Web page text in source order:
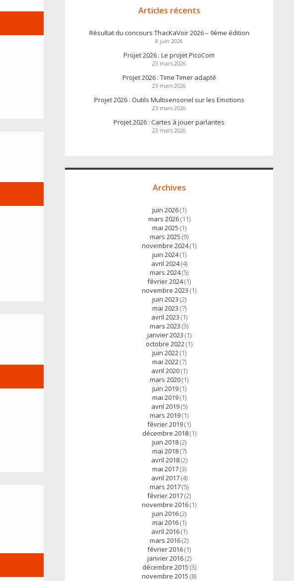
Articles récents
Résultat du concours ThacKaVoir 2026 – 9ème édition
8 juin 2026
Projet 2026 : Le projet PicoCom
23 mars 2026
Projet 2026 : Time Timer adapté
23 mars 2026
Projet 2026 : Outils Multisensoriel sur les Emotions
23 mars 2026
Projet 2026 : Cartes à jouer parlantes
23 mars 2026
Archives
juin 2026(1)
mars 2026(11)
mai 2025 (1)
mars 2025 (9)
novembre 2024(1)
juin 2024(1)
avril 2024(4)
mars 2024(5)
février 2024(1)
novembre 2023 (1)
juin 2023 (2)
mai 2023 (7)
avril 2023 (1)
mars 2023 (3)
janvier 2023 (1)
octobre 2022(1)
juin 2022(1)
mai 2022(7)
avril 2020(1)
mars 2020(1)
juin 2019(1)
mai 2019(1)
avril 2019(5)
mars 2019(1)
février 2019(1)
décembre 2018(1)
juin 2018(2)
mai 2018(7)
avril 2018(2)
mai 2017(3)
avril 2017(4)
mars 2017(5)
février 2017(2)
novembre 2016(1)
juin 2016(2)
mai 2016(1)
avril 2016(1)
mars 2016(2)
février 2016(1)
janvier 2016(2)
décembre 2015 (3)
novembre 2015 (8)